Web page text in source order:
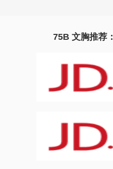
75B 文胸推荐：